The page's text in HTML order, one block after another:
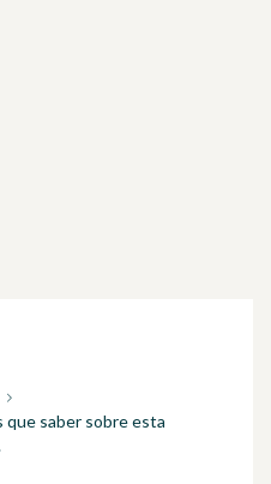
que saber sobre esta